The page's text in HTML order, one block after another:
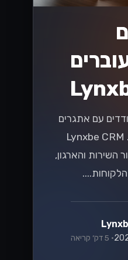
עם אתגרים
בניהול קשרי הלקוחות. Lynxbe CRM
השירות והארגון,
הלקוחות....
• 5 דק׳ קריאה